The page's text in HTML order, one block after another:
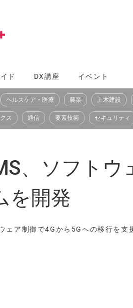
ド DX講座 イベント
ヘルスケア・医療 農業 土木建設
ス 通信 要素技術 セキュリティ
、ソフト
を開発
ェア制御で4Gから5Gへの移行を支